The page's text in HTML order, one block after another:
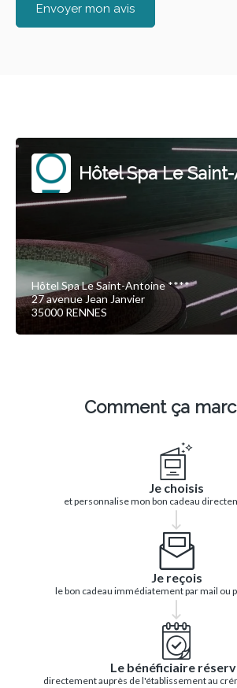
Envoyer mon avis
Hôtel Spa Le
Hôtel Spa Le Saint-Antoine ****
27 avenue Jean Janvier
35000 RENNES
Comment ça
Je choisis
et personnalise mon bon cadeau
Je reçois
le bon cadeau immédiatement par mail ou
Le bénéficiaire
directement auprès de l'établissement au